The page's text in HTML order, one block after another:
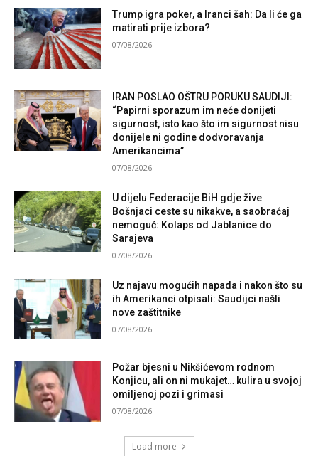
Trump igra poker, a Iranci šah: Da li će ga
matirati prije izbora?
07/08/2026
IRAN POSLAO OŠTRU PORUKU SAUDIJI:
“Papirni sporazum im neće donijeti
sigurnost, isto kao što im sigurnost nisu
donijele ni godine dodvoravanja
Amerikancima”
07/08/2026
U dijelu Federacije BiH gdje žive
Bošnjaci ceste su nikakve, a saobraćaj
nemoguć: Kolaps od Jablanice do
Sarajeva
07/08/2026
Uz najavu mogućih napada i nakon što su
ih Amerikanci otpisali: Saudijci našli
nove zaštitnike
07/08/2026
Požar bjesni u Nikšićevom rodnom
Konjicu, ali on ni mukajet… kulira u svojoj
omiljenoj pozi i grimasi
07/08/2026
Load more